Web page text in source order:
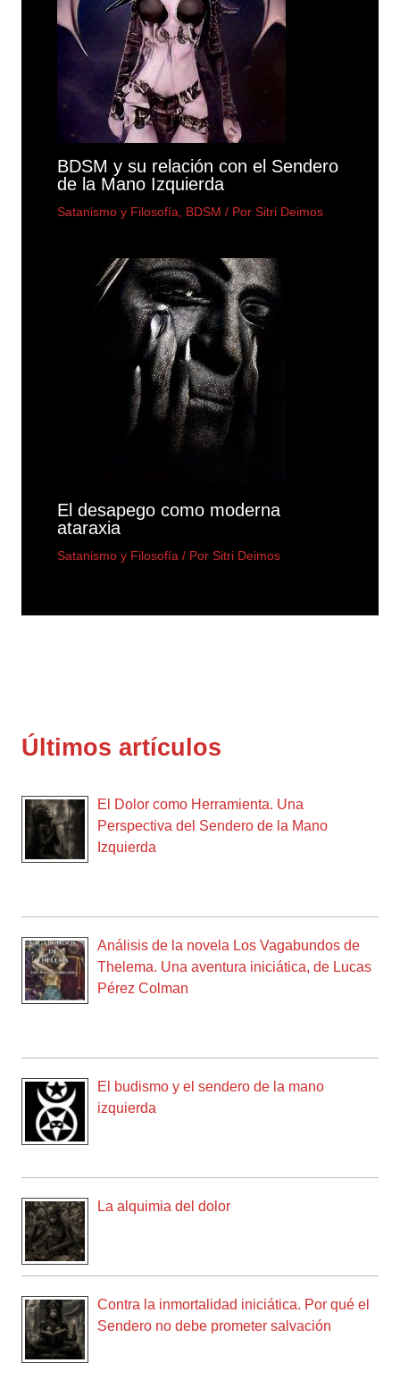
Últimos artículos
El Dolor como Herramienta. Una
Perspectiva del Sendero de la Mano
Izquierda
Análisis de la novela Los Vagabundos de
Thelema. Una aventura iniciática, de Lucas
Pérez Colman
El budismo y el sendero de la mano
izquierda
La alquimia del dolor
Contra la inmortalidad iniciática. Por qué el
Sendero no debe prometer salvación
BDSM y su relación con el Sendero
de la Mano Izquierda
Satanismo y Filosofía BDSM / PorSitri Deimos
El desapego como moderna
ataraxia
Satanismo y Filosofía / PorSitri Deimos